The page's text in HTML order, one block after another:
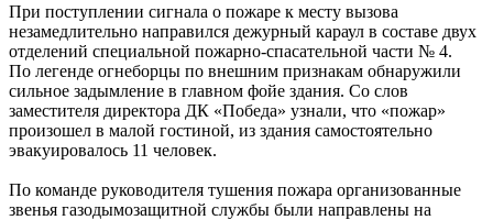
При поступлении сигнала о пожаре к месту вызова
незамедлительно направился дежурный караул в составе двух
отделений специальной пожарно-спасательной части № 4.
По легенде огнеборцы по внешним признакам обнаружили
сильное задымление в главном фойе здания. Со слов
заместителя директора ДК «Победа» узнали, что «пожар»
произошел в малой гостиной, из здания самостоятельно
эвакуировалось 11 человек.
По команде руководителя тушения пожара организованные
звенья газодымозащитной службы были направлены на